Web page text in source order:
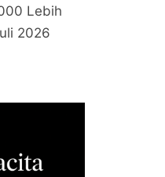
Lebih
2026